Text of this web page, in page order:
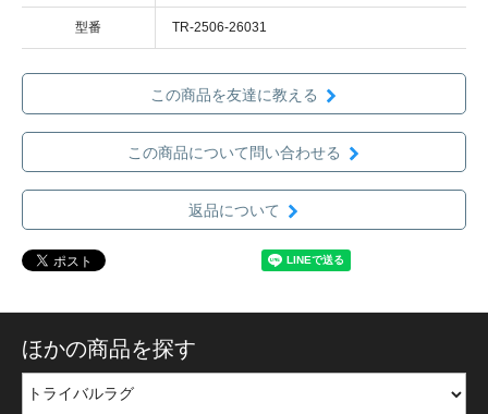
型番 TR-2506-26031
この商品を友達に教える
この商品について問い合わせる
返品について
ほかの商品を探す